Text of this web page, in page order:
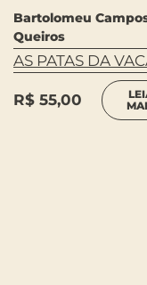
Bartolomeu
Queiros
AS PATAS DA
R$ 55,00